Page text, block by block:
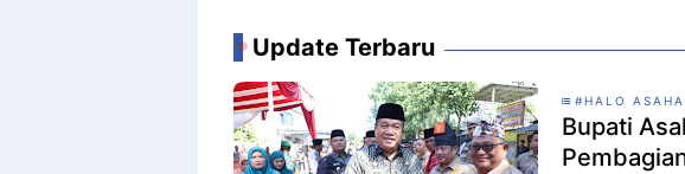
Update Terbaru
#HALO
Bupati